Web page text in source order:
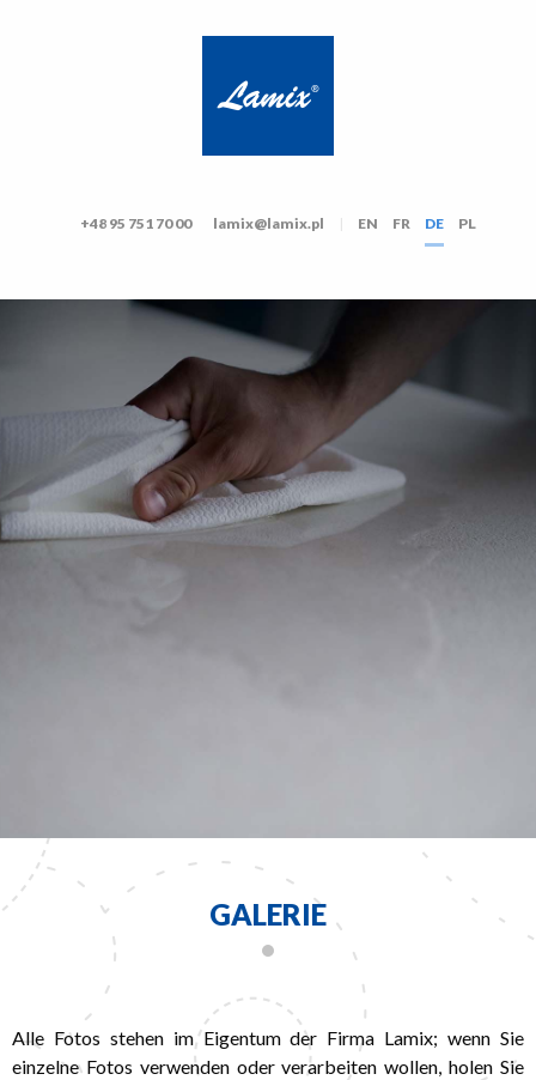
+48 95 751 70 00 lamix@lamix.pl | EN FR DE PL
GALERIE
Alle Fotos stehen im Eigentum der Firma Lamix; wenn Sie
einzelne Fotos verwenden oder verarbeiten wollen, holen Sie